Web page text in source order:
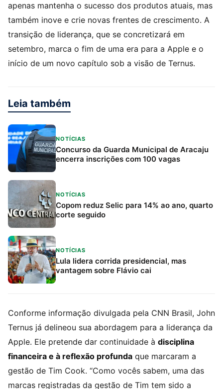
apenas mantenha o sucesso dos produtos atuais, mas
também inove e crie novas frentes de crescimento. A
transição de liderança, que se concretizará em
setembro, marca o fim de uma era para a Apple e o
início de um novo capítulo sob a visão de Ternus.
Leia também
NOTÍCIAS
Concurso da Guarda Municipal de Aracaju
encerra inscrições com 100 vagas
NOTÍCIAS
Copom reduz Selic para 14% ao ano, quarto
corte seguido
NOTÍCIAS
Lula lidera corrida presidencial, mas
vantagem sobre Flávio cai
Conforme informação divulgada pela CNN Brasil, John
Ternus já delineou sua abordagem para a liderança da
Apple. Ele pretende dar continuidade à disciplina
financeira e à reflexão profunda que marcaram a
gestão de Tim Cook. “Como vocês sabem, uma das
marcas registradas da gestão de Tim tem sido a